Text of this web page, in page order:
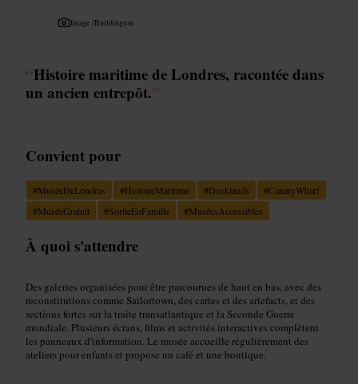
Image /Buildington
“Histoire maritime de Londres, racontée dans
un ancien entrepôt.”
Convient pour
#MuséeDeLondres #HistoireMaritime #Docklands #CanaryWharf
#MuséeGratuit #SortieEnFamille #MuséesAccessibles
À quoi s'attendre
Des galeries organisées pour être parcourues de haut en bas, avec des
reconstitutions comme Sailortown, des cartes et des artefacts, et des
sections fortes sur la traite transatlantique et la Seconde Guerre
mondiale. Plusieurs écrans, films et activités interactives complètent
les panneaux d'information. Le musée accueille régulièrement des
ateliers pour enfants et propose un café et une boutique.